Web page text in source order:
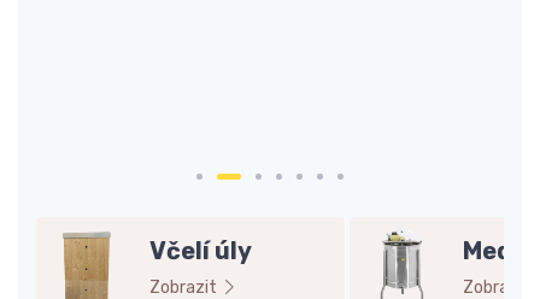
Včelí úly
Zobrazit Zobrazit